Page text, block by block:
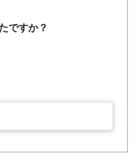
ですか？